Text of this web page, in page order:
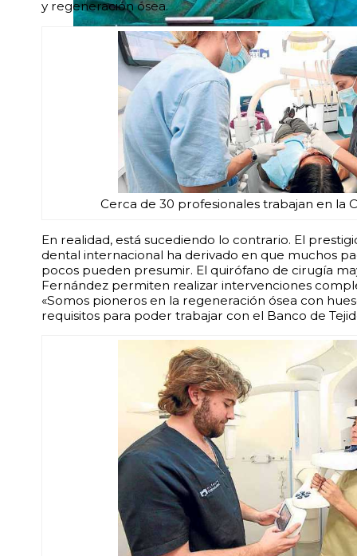
El doctor Alberto Fernández y su equipo
y regeneración ósea.
Cerca de 30 profesionales trabajan en la
En realidad, está sucediendo lo contrario. El
dental internacional ha derivado en que muchos
pocos pueden presumir. El quirófano de cirugía
Fernández permiten realizar intervenciones
«Somos pioneros en la regeneración ósea con
requisitos para poder trabajar con el Banco de